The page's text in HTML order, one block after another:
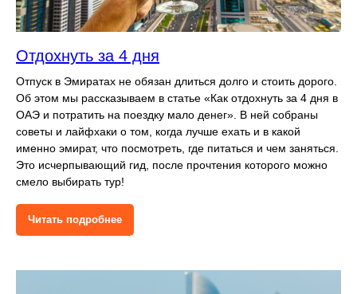
Отдохнуть за 4 дня
Отпуск в Эмиратах не обязан длиться долго и стоить дорого.
Об этом мы рассказываем в статье «Как отдохнуть за 4 дня в
ОАЭ и потратить на поездку мало денег». В ней собраны
советы и лайфхаки о том, когда лучше ехать и в какой
именно эмират, что посмотреть, где питаться и чем заняться.
Это исчерпывающий гид, после прочтения которого можно
смело выбирать тур!
Читать подробнее